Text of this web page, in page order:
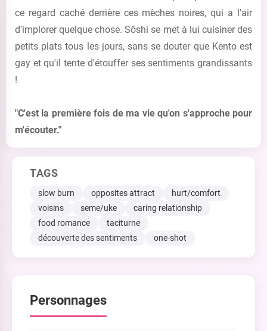
ce regard caché derrière ces mèches noires, qui a l'air
d'implorer quelque chose. Sôshi se met à lui cuisiner des
petits plats tous les jours, sans se douter que Kento est
gay et qu'il tente d'étouffer ses sentiments grandissants
!
"C'est la première fois de ma vie qu'on s'approche pour
m'écouter."
TAGS
slow burn opposites attract
hurt/comfort
voisins
seme/uke
caring relationship
food romance
taciturne
découverte des sentiments
one-shot
Personnages